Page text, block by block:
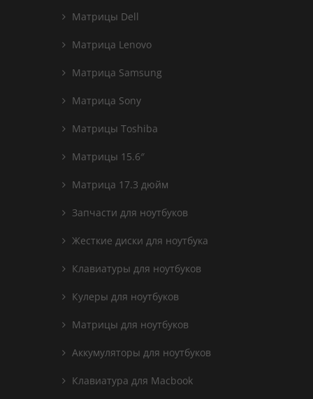
Матрицы Dell
Матрица Lenovo
Матрица Samsung
Матрица Sony
Матрицы Toshiba
Матрицы 15.6″
Матрица 17.3 дюйм
Запчасти для ноутбуков
Жесткие диски для ноутбука
Клавиатуры для ноутбуков
Кулеры для ноутбуков
Матрицы для ноутбуков
Аккумуляторы для ноутбуков
Клавиатура для Macbook